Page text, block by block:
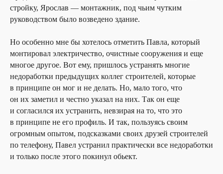
стройку, Ярослав — монтажник, под чьим чутким
руководством было возведено здание.
Но особенно мне бы хотелось отметить Павла, который
монтировал электричество, очистные сооружения и еще
многое другое. Вот ему, пришлось устранять многие
недоработки предыдущих коллег строителей, которые
в принципе он мог и не делать. Но, мало того, что
он их заметил и честно указал на них. Так он еще
и согласился их устранить, невзирая на то, что это
в принципе не его профиль. И так, пользуясь своим
огромным опытом, подсказками своих друзей строителей
по телефону, Павел устранил практически все недоработки
и только после этого покинул обьект.